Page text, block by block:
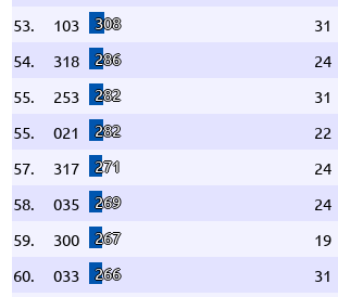
53.
103 308 31
54.
318 286 24
55.
253 282 31
55.
021 282 22
57.
317 271 24
58.
035 269 24
59.
300 267 19
60.
033 266 31